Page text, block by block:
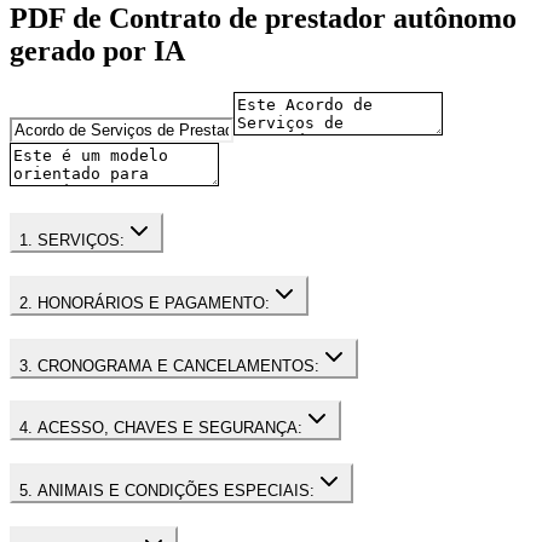
PDF de Contrato de prestador autônomo
gerado por IA
1. SERVIÇOS:
2. HONORÁRIOS E PAGAMENTO:
3. CRONOGRAMA E CANCELAMENTOS:
4. ACESSO, CHAVES E SEGURANÇA:
5. ANIMAIS E CONDIÇÕES ESPECIAIS: